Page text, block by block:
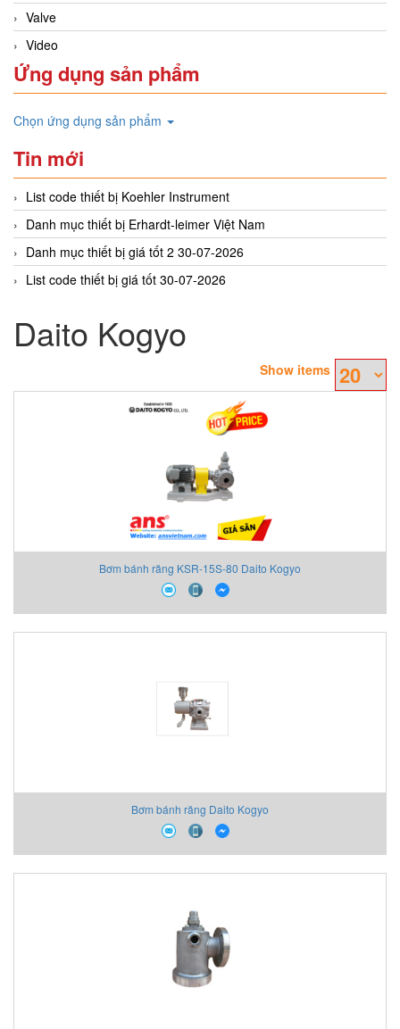
Valve
Video
Ứng dụng sản phẩm
Chọn ứng dụng sản phẩm
Tin mới
List code thiết bị Koehler Instrument
Danh mục thiết bị Erhardt-leimer Việt Nam
Danh mục thiết bị giá tốt 2 30-07-2026
List code thiết bị giá tốt 30-07-2026
Daito Kogyo
Show items
Bơm bánh răng KSR-15S-80 Daito Kogyo
Bơm bánh răng Daito Kogyo